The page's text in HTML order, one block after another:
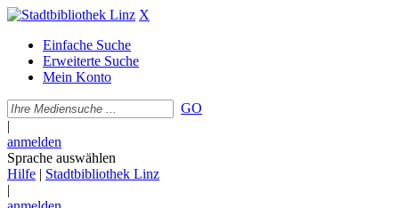
X
Einfache Suche
Erweiterte Suche
Mein Konto
GO
|
anmelden
Sprache auswählen
Hilfe | Stadtbibliothek Linz
|